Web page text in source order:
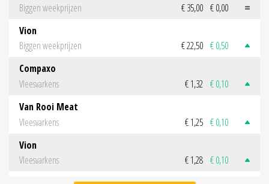
Biggen weekprijzen
€ 35,00 € 0,00
Vion
Biggen weekprijzen
€ 22,50 € 0,50
Compaxo
Vleesvarkens
€ 1,32 € 0,10
Van Rooi Meat
Vleesvarkens
€ 1,25 € 0,10
Vion
Vleesvarkens
€ 1,28 € 0,10